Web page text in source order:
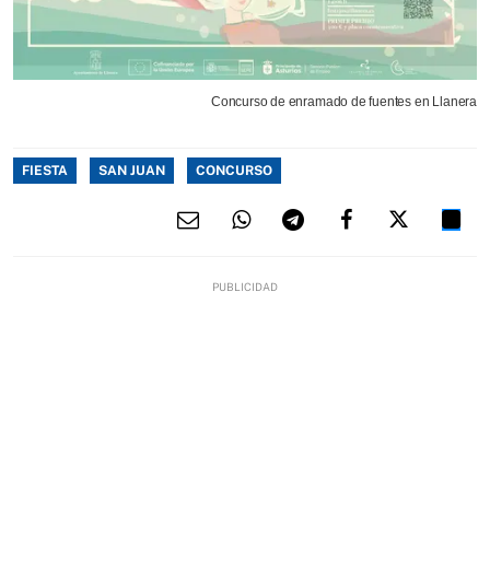
Concurso de enramado de fuentes en Llanera
FIESTA SAN JUAN CONCURSO